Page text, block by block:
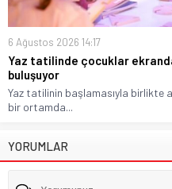
6 Ağustos 2026 14:17
Yaz tatilinde çocuklar
buluşuyor
Yaz tatilinin başlamasıyla birlikte
bir ortamda...
YORUMLAR